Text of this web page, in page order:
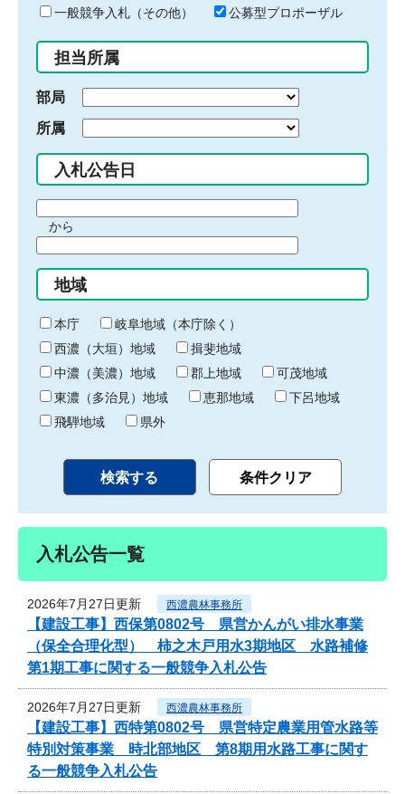
ド
入
力
一般競争入札（その他）
公募型プロポーザル
担当所属
部局
所属
入札公告日
間
始
り
から
間
終
わ
り
地域
本庁
岐阜地域（本庁除く）
西濃（大垣）地域
揖斐地域
中濃（美濃）地域
郡上地域
可茂地域
東濃（多治見）地域
恵那地域
下呂地域
飛騨地域
県外
入札公告一覧
2026年7月27日更新 西濃農林事務所
【建設工事】西保第0802号 県営かんがい排水事業
（保全合理化型） 柿之木戸用水3期地区 水路補修
第1期工事に関する一般競争入札公告
2026年7月27日更新 西濃農林事務所
【建設工事】西特第0802号 県営特定農業用管水路等
特別対策事業 時北部地区 第8期用水路工事に関す
る一般競争入札公告